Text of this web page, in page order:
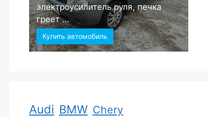
электроусилитель руля, печка
греет ...
Купить автомобиль
Audi BMW Chery